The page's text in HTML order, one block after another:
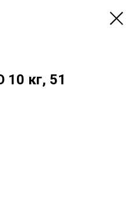
10 кг, 51